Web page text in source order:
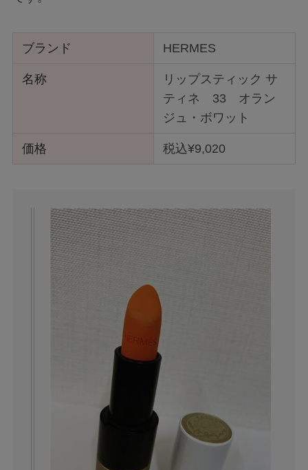
ブランド HERMES
名称
リップスティック サ
ティネ 33 オラン
ジュ・ボワット
価格 税込¥9,020